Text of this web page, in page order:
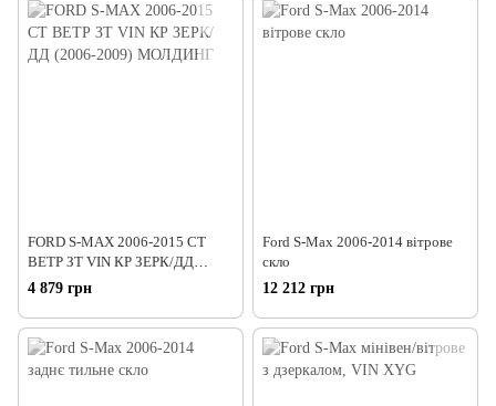
FORD S-MAX 2006-2015 СТ
ВЕТР ЗТ VIN КР ЗЕРК/ДД
(2006-2009) МОЛДИНГ
4 879 грн
Ford S-Max 2006-2014 вітрове
скло
12 212 грн